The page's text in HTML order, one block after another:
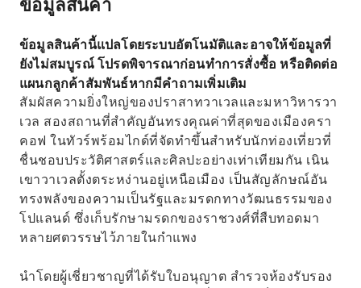
ข้อมูลสินค้านี้แปลโดยระบบอัตโนมัติและอาจให้ข้อมูลที่
ยังไม่สมบูรณ์ โปรดพิจารณาก่อนทำการสั่งซื้อ หรือติดต่อ
แผนกลูกค้าสัมพันธ์หากมีคำถามเพิ่มเติม
สัมผัสความยิ่งใหญ่ของปราสาทวาเวลและมหาวิหารวา
เวล สองสถานที่สำคัญอันทรงคุณค่าที่สุดของเมืองครา
คอฟ ในทัวร์พร้อมไกด์ที่จัดทำขึ้นสำหรับนักท่องเที่ยวที่
ชื่นชอบประวัติศาสตร์และศิลปะอย่างเท่าเทียมกัน เนิน
เขาวาเวลตั้งตระหง่านอยู่เหนือเมือง เป็นสัญลักษณ์อัน
ทรงพลังของความเป็นรัฐและมรดกทางวัฒนธรรมของ
โปแลนด์ ซึ่งเก็บรักษามรดกของราชวงศ์ที่สืบทอดมา
หลายศตวรรษไว้ภายในกำแพง
นำโดยผู้เชี่ยวชาญที่ได้รับใบอนุญาต สำรวจห้องรับรอง